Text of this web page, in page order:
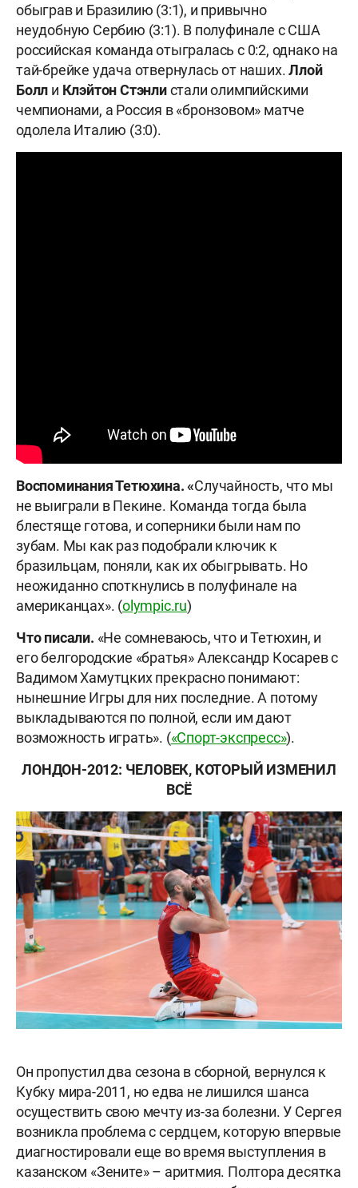
обыграв и Бразилию (3:1), и привычно
неудобную Сербию (3:1). В полуфинале с США
российская команда отыгралась с 0:2, однако на
тай-брейке удача отвернулась от наших.Ллой
Болл и Клэйтон Стэнлистали олимпийскими
чемпионами, а Россия в «бронзовом» матче
одолела Италию (3:0).
Воспоминания Тетюхина. «Случайность, что мы
не выиграли в Пекине. Команда тогда была
блестяще готова, и соперники были нам по
зубам. Мы как раз подобрали ключик к
бразильцам, поняли, как их обыгрывать. Но
неожиданно споткнулись в полуфинале на
американцах». (olympic.ru)
Что писали. «Не сомневаюсь, что и Тетюхин, и
его белгородские «братья» Александр Косарев с
Вадимом Хамутцких прекрасно понимают:
нынешние Игры для них последние. А потому
выкладываются по полной, если им дают
возможность играть». («Спорт-экспресс»).
ЛОНДОН-2012: ЧЕЛОВЕК, КОТОРЫЙ ИЗМЕНИЛ
ВСЁ
Он пропустил два сезона в сборной, вернулся к
Кубку мира-2011, но едва не лишился шанса
осуществить свою мечту из-за болезни. У Сергея
возникла проблема с сердцем, которую впервые
диагностировали еще во время выступления в
казанском «Зените» – аритмия. Полтора десятка